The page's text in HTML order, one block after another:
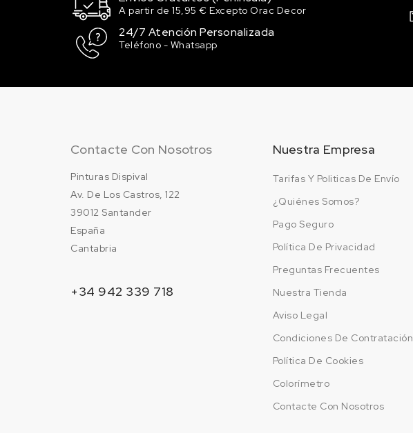
A partir de 15,95 € Excepto Orac Decor
24/7 Atención Personalizada
Teléfono - Whatsapp
Contacte Con Nosotros
Pinturas Dispival
Av. De Los Castros, 122
39012 Santander
España
Cantabria
+34 942 339 718
Nuestra Empresa
Tarifas Y Politicas De Envío
¿Quiénes Somos?
Pago Seguro
Política De Privacidad
Preguntas Frecuentes
Nuestra Tienda
Aviso Legal
Condiciones De Contratación
Política De Cookies
Colorímetro
Contacte Con Nosotros